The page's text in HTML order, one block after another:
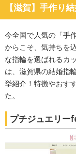
【滋賀】手作り
今全国で人気の「手
からこそ、気持ちを
な指輪を選ばれるカ
は、滋賀県の結婚指
挙紹介！特徴やおす
た。
プチジュエリー